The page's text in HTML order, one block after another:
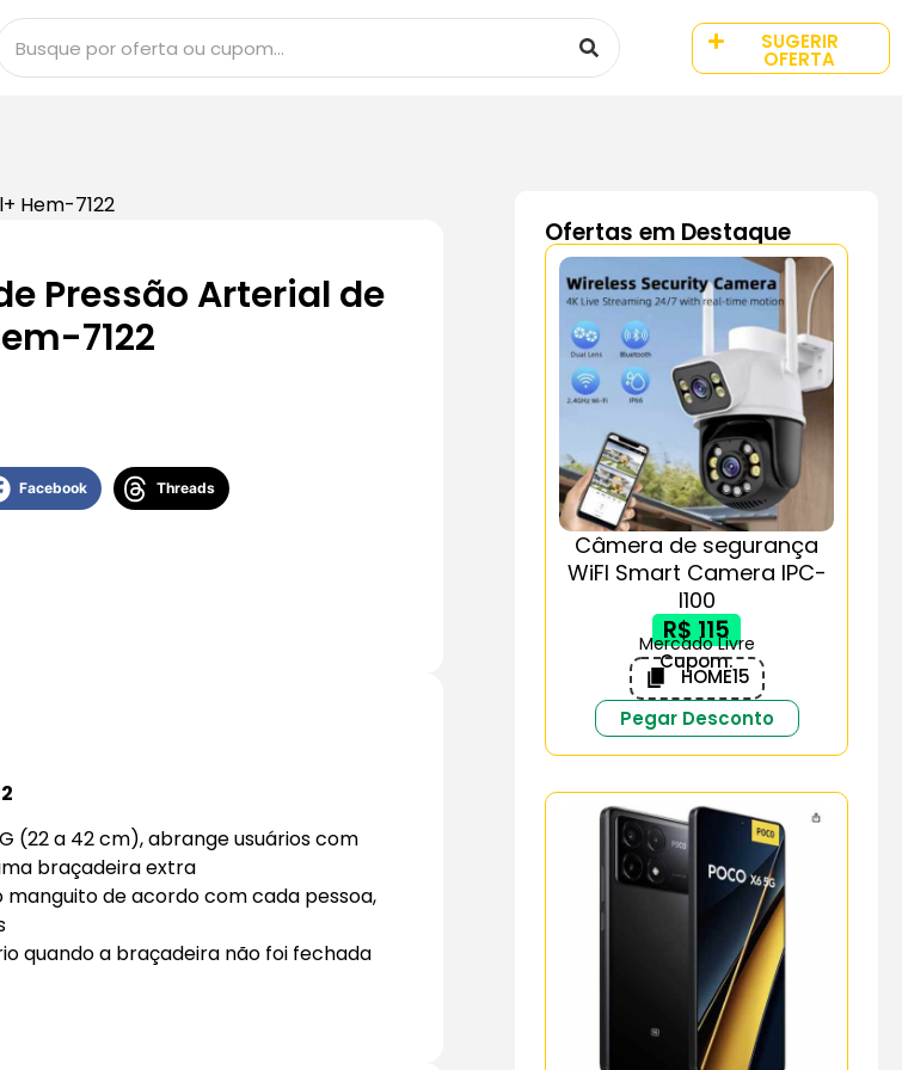
SUGERIR
OFERTA
Hem-7122
Pressão Arterial de
7122
Facebook Threads
(22 a 42 cm), abrange usuários com
braçadeira extra
manguito de acordo com cada pessoa,
quando a braçadeira não foi fechada
Ofertas em Destaque
Câmera de segurança
WiFI Smart Camera IPC-
I100
R$ 115
Mercado Livre
Cupom:
HOME15
Pegar Desconto